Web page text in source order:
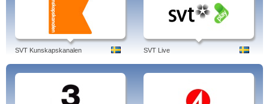
SVT Kunskapskanalen SVT Live